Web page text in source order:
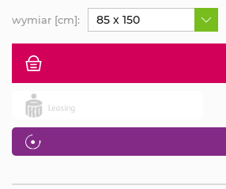
wymiar [cm]: 85 x 150